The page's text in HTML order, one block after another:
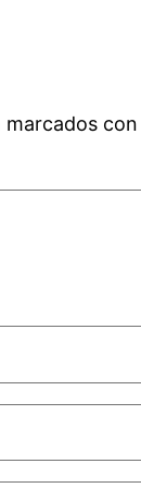
marcados